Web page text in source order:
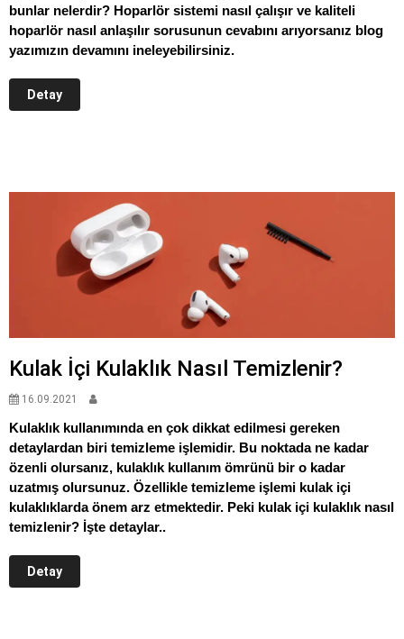
bunlar nelerdir? Hoparlör sistemi nasıl çalışır ve kaliteli
hoparlör nasıl anlaşılır sorusunun cevabını arıyorsanız blog
yazımızın devamını ineleyebilirsiniz.
Detay
Kulak İçi Kulaklık Nasıl Temizlenir?
16.09.2021
Kulaklık kullanımında en çok dikkat edilmesi gereken
detaylardan biri temizleme işlemidir. Bu noktada ne kadar
özenli olursanız, kulaklık kullanım ömrünü bir o kadar
uzatmış olursunuz. Özellikle temizleme işlemi kulak içi
kulaklıklarda önem arz etmektedir. Peki kulak içi kulaklık nasıl
temizlenir? İşte detaylar..
Detay